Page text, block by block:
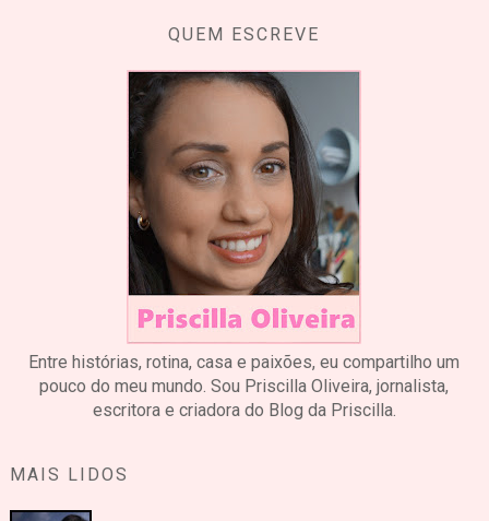
QUEM ESCREVE
Entre histórias, rotina, casa e paixões, eu compartilho um
pouco do meu mundo. Sou Priscilla Oliveira, jornalista,
escritora e criadora do Blog da Priscilla.
MAIS LIDOS